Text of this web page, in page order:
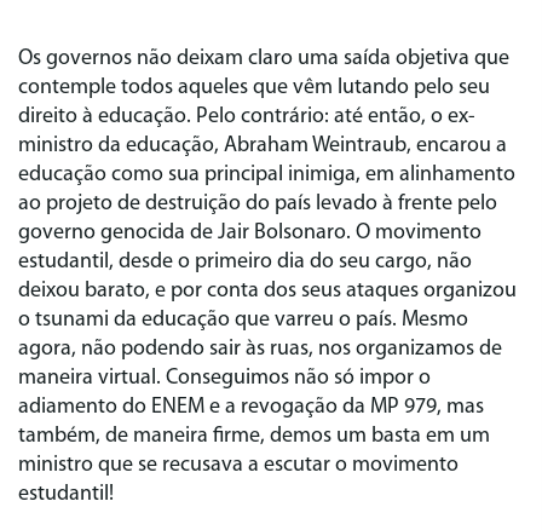
Os governos não deixam claro uma saída objetiva que
contemple todos aqueles que vêm lutando pelo seu
direito à educação. Pelo contrário: até então, o ex-
ministro da educação, Abraham Weintraub, encarou a
educação como sua principal inimiga, em alinhamento
ao projeto de destruição do país levado à frente pelo
governo genocida de Jair Bolsonaro. O movimento
estudantil, desde o primeiro dia do seu cargo, não
deixou barato, e por conta dos seus ataques organizou
o tsunami da educação que varreu o país. Mesmo
agora, não podendo sair às ruas, nos organizamos de
maneira virtual. Conseguimos não só impor o
adiamento do ENEM e a revogação da MP 979, mas
também, de maneira firme, demos um basta em um
ministro que se recusava a escutar o movimento
estudantil!